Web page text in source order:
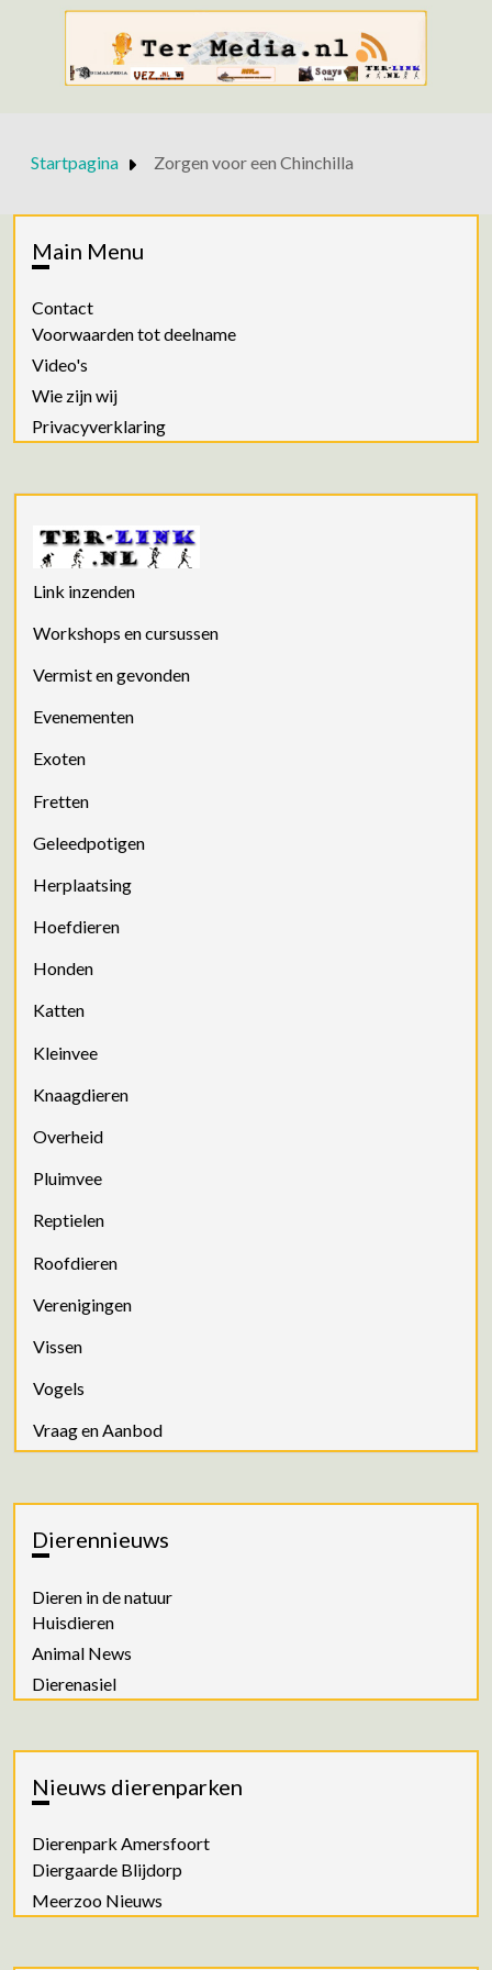
Startpagina Zorgen voor een Chinchilla
Main Menu
Contact
Voorwaarden tot deelname
Video's
Wie zijn wij
Privacyverklaring
Link inzenden
Workshops en cursussen
Vermist en gevonden
Evenementen
Exoten
Fretten
Geleedpotigen
Herplaatsing
Hoefdieren
Honden
Katten
Kleinvee
Knaagdieren
Overheid
Pluimvee
Reptielen
Roofdieren
Verenigingen
Vissen
Vogels
Vraag en Aanbod
Dierennieuws
Dieren in de natuur
Huisdieren
Animal News
Dierenasiel
Nieuws dierenparken
Dierenpark Amersfoort
Diergaarde Blijdorp
Meerzoo Nieuws